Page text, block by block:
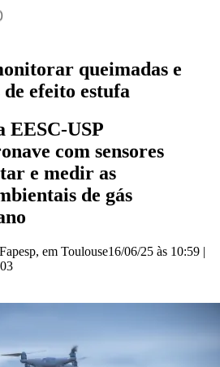
queimadas e
de efeito estufa
EESC-USP
com sensores
e medir as
de gás
, em Toulouse16/06/25 às 10:59 |